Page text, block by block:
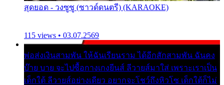
สุดยอด - วงซูซู (ซาวด์ดนตรี) (KARAOKE)
115 views • 03.07.2569
พ่อส่งเงินสามพัน ให้ฉันเรียนราม ได้อีกสักสามพัน ฉันคง
บ๊าย บาย จะไปซื้อกางเกงยีนส์ ลีวายส์มาใส่ เพราะเราเป็น
เด็กใต้ ลีวายส์อย่างเดียว อยากจะโชว์ถึงหิวโซ เด็กใต้ก็ไม่